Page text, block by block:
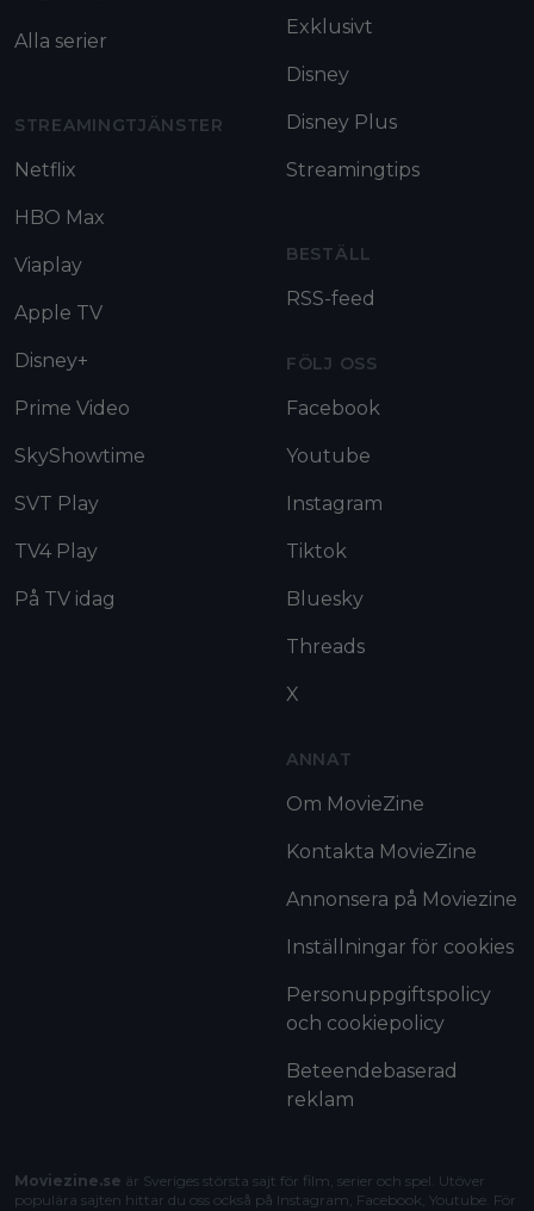
Alla serier
STREAMINGTJÄNSTER
Netflix
HBO Max
Viaplay
Apple TV
Disney+
Prime Video
SkyShowtime
SVT Play
TV4 Play
På TV idag
Exklusivt
Disney
Disney Plus
Streamingtips
BESTÄLL
RSS-feed
FÖLJ OSS
Facebook
Youtube
Instagram
Tiktok
Bluesky
Threads
X
ANNAT
Om MovieZine
Kontakta MovieZine
Annonsera på Moviezine
Inställningar för cookies
Personuppgiftspolicy
och cookiepolicy
Beteendebaserad
reklam
Moviezine.se är Sveriges största sajt för film, serier och spel. Utöver
populära sajten hittar du oss också på Instagram, Facebook, Youtube. För